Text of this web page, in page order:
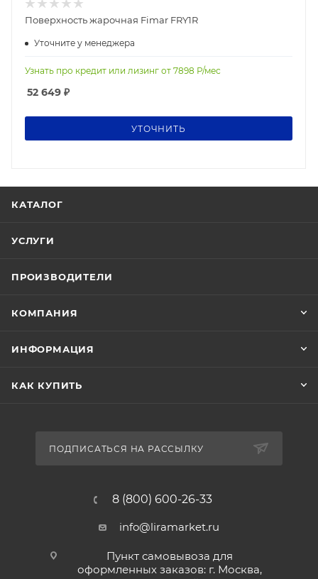
Поверхность жарочная Fimar FRY1R
Уточните у менеджера
Узнать про кредит или лизинг от 7898 Р/мес
52 649 ₽
УТОЧНИТЬ
КАТАЛОГ
УСЛУГИ
ПРОИЗВОДИТЕЛИ
КОМПАНИЯ
ИНФОРМАЦИЯ
КАК КУПИТЬ
ПОДПИСАТЬСЯ НА РАССЫЛКУ
8 (800) 600-26-33
info@liramarket.ru
Пункт самовывоза для
оформленных заказов: г. Москва,